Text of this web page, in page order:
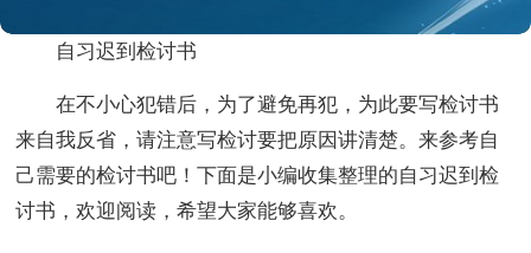
自习迟到检讨书
在不小心犯错后，为了避免再犯，为此要写检讨书
来自我反省，请注意写检讨要把原因讲清楚。来参考自
己需要的检讨书吧！下面是小编收集整理的自习迟到检
讨书，欢迎阅读，希望大家能够喜欢。